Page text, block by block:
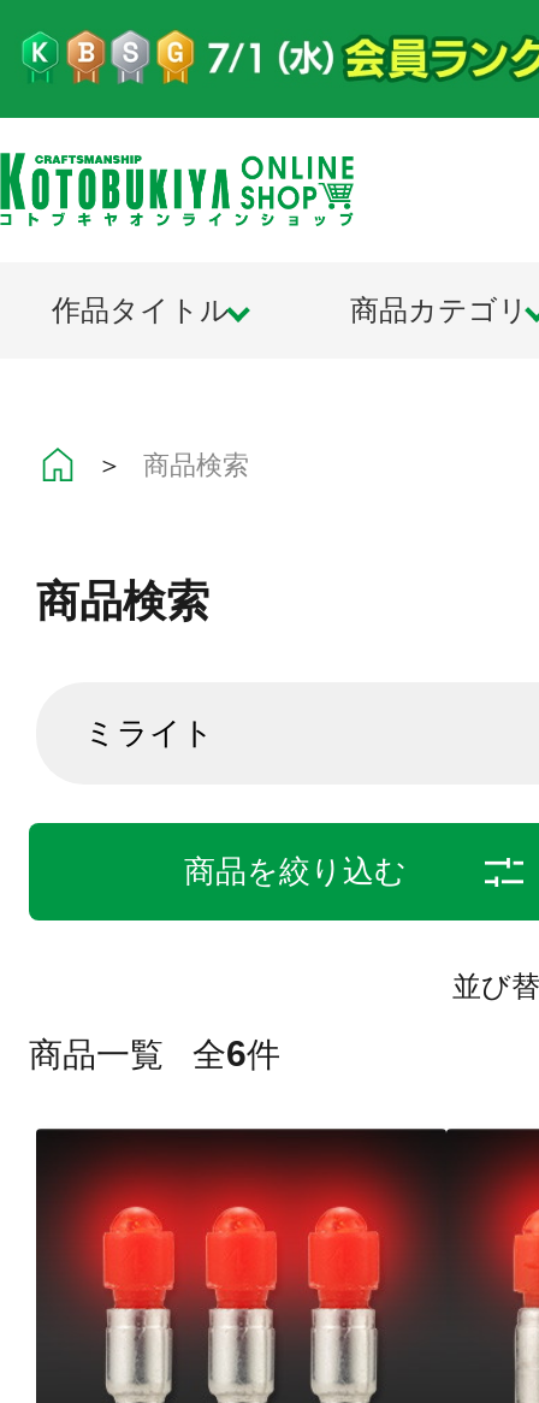
作品タイトル 商品カテゴリ
＞ 商品検索
商品検索
商品を絞り込む
並び
商品一覧 全6件